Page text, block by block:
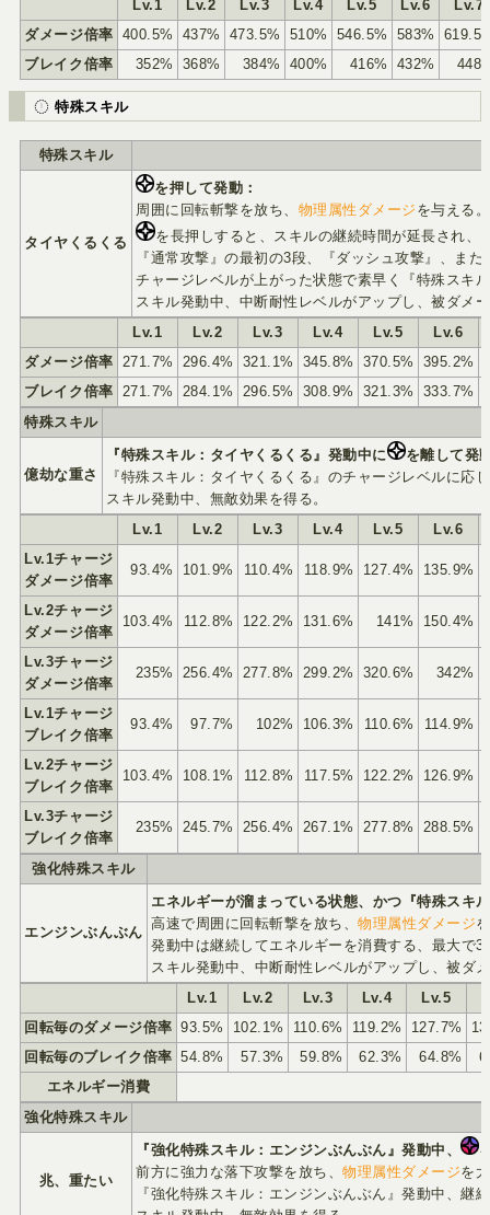
Lv.1 Lv.2 Lv.3 Lv.4 Lv.5 Lv.6
Lv.7
ダメージ倍率 400.5% 437% 473.5% 510% 546.5% 583%
ブレイク倍率
352% 368% 384% 400% 416% 432%
特殊スキル
特殊スキル
タイヤくるくる
を押して発動：
周囲に回転斬撃を放ち、 物理属性ダメージ を与える。
を長押しすると、スキルの継続時間が延長され
『通常攻撃』の最初の3段、『ダッシュ攻撃』、ま
チャージレベルが上がった状態で素早く『特殊スキ
スキル発動中、中断耐性レベルがアップし、被ダメ
Lv.1
Lv.2 Lv.3 Lv.4 Lv.5
Lv.6
ダメージ倍率
271.7% 296.4% 321.1% 345.8% 370.5% 395.2%
ブレイク倍率
271.7% 284.1% 296.5% 308.9% 321.3% 333.7%
特殊スキル
億劫な重さ
『特殊スキル：タイヤくるくる』発動中に
を離して発
『特殊スキル：タイヤくるくる』のチャージレベルに応
スキル発動中、無敵効果を得る。
Lv.1
Lv.2 Lv.3 Lv.4 Lv.5
Lv.6
Lv.1チャージ
ダメージ倍率
93.4% 101.9% 110.4% 118.9% 127.4% 135.9%
Lv.2チャージ
ダメージ倍率
103.4% 112.8% 122.2% 131.6% 141% 150.4%
Lv.3チャージ
ダメージ倍率
235% 256.4% 277.8% 299.2% 320.6% 342%
Lv.1チャージ
ブレイク倍率
93.4% 97.7% 102% 106.3% 110.6% 114.9%
Lv.2チャージ
ブレイク倍率
103.4% 108.1% 112.8% 117.5% 122.2% 126.9%
Lv.3チャージ
ブレイク倍率
235% 245.7% 256.4% 267.1% 277.8% 288.5%
強化特殊スキル
エンジンぶんぶん
エネルギーが溜まっている状態、かつ『特殊スキ
高速で周囲に回転斬撃を放ち、物理属性ダメージ
発動中は継続してエネルギーを消費する、最大で3
スキル発動中、中断耐性レベルがアップし、被ダ
Lv.1
Lv.2 Lv.3 Lv.4 Lv.5
回転毎のダメージ倍率 93.5% 102.1% 110.6% 119.2% 127.7%
回転毎のブレイク倍率 54.8% 57.3% 59.8% 62.3% 64.8%
エネルギー消費
強化特殊スキル
兆、重たい
『強化特殊スキル：エンジンぶんぶん』発動中、
前方に強力な落下攻撃を放ち、物理属性ダメージを
『強化特殊スキル：エンジンぶんぶん』発動中、